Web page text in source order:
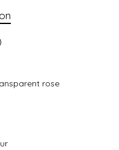
rose